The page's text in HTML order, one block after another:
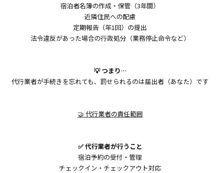
宿泊者名簿の作成・保管（3年間）
近隣住民への配慮
定期報告（年1回）の提出
法令違反があった場合の行政処分（業務停止命令など）
💡 つまり…
代行業者が手続きを忘れても、罰せられるのは届出者（あなた）です
🤝 代行業者の責任範囲
✅ 代行業者が行うこと
宿泊予約の受付・管理
チェックイン・チェックアウト対応